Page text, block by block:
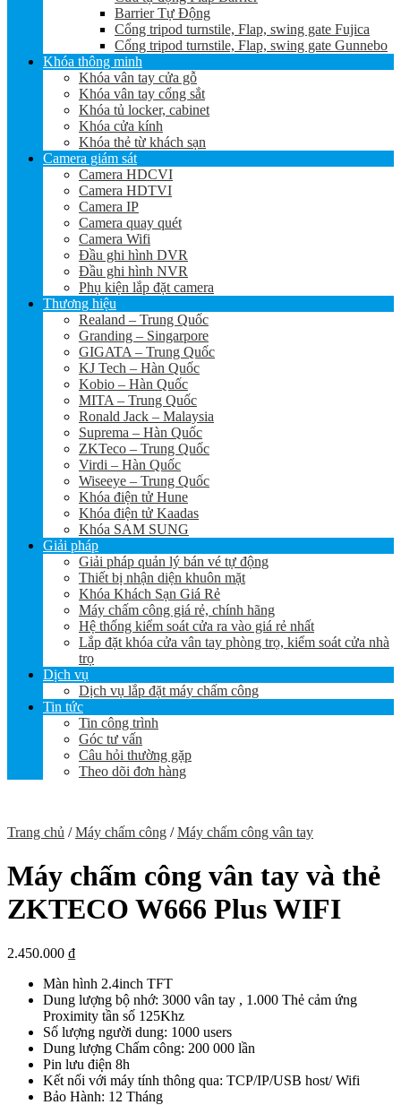
Barrier Tự Động
Cổng tripod turnstile, Flap, swing gate Fujica
Cổng tripod turnstile, Flap, swing gate Gunnebo
Khóa thông minh
Khóa vân tay cửa gỗ
Khóa vân tay cổng sắt
Khóa tủ locker, cabinet
Khóa cửa kính
Khóa thẻ từ khách sạn
Camera giám sát
Camera HDCVI
Camera HDTVI
Camera IP
Camera quay quét
Camera Wifi
Đầu ghi hình DVR
Đầu ghi hình NVR
Phụ kiện lắp đặt camera
Thương hiệu
Realand – Trung Quốc
Granding – Singarpore
GIGATA – Trung Quốc
KJ Tech – Hàn Quốc
Kobio – Hàn Quốc
MITA – Trung Quốc
Ronald Jack – Malaysia
Suprema – Hàn Quốc
ZKTeco – Trung Quốc
Virdi – Hàn Quốc
Wiseeye – Trung Quốc
Khóa điện tử Hune
Khóa điện tử Kaadas
Khóa SAM SUNG
Giải pháp
Giải pháp quản lý bán vé tự động
Thiết bị nhận diện khuôn mặt
Khóa Khách Sạn Giá Rẻ
Máy chấm công giá rẻ, chính hãng
Hệ thống kiểm soát cửa ra vào giá rẻ nhất
Lắp đặt khóa cửa vân tay phòng trọ, kiểm soát cửa nhà
trọ
Dịch vụ
Dịch vụ lắp đặt máy chấm công
Tin tức
Tin công trình
Góc tư vấn
Câu hỏi thường gặp
Theo dõi đơn hàng
Trang chủ / Máy chấm công / Máy chấm công vân tay
Máy chấm công vân tay và thẻ
ZKTECO W666 Plus WIFI
2.450.000 ₫
Màn hình 2.4inch TFT
Dung lượng bộ nhớ: 3000 vân tay , 1.000 Thẻ cảm ứng
Proximity tần số 125Khz
Số lượng người dung: 1000 users
Dung lượng Chấm công: 200 000 lần
Pin lưu điện 8h
Kết nối với máy tính thông qua: TCP/IP/USB host/ Wifi
Bảo Hành: 12 Tháng